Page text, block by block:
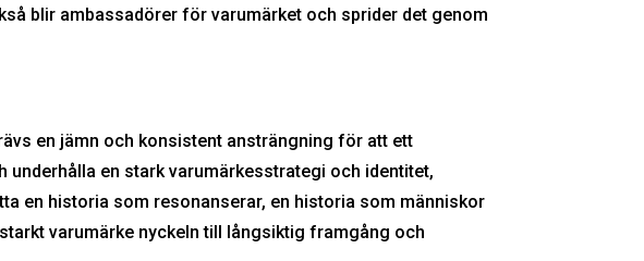
blir ambassadörer för varumärket och sprider det genom
en jämn och konsistent ansträngning för att ett
en stark varumärkesstrategi och identitet,
en historia som resonanserar, en historia som människor
varumärke nyckeln till långsiktig framgång och